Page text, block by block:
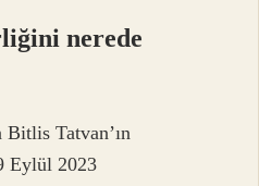
nerede
Tatvan’ın
Eylül 2023